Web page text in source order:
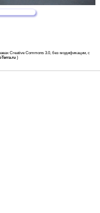
Creative Commons 3.0, без модификации, с
)